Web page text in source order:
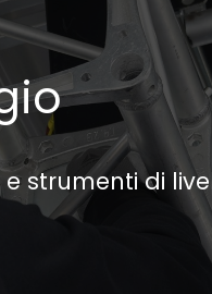
strumenti di